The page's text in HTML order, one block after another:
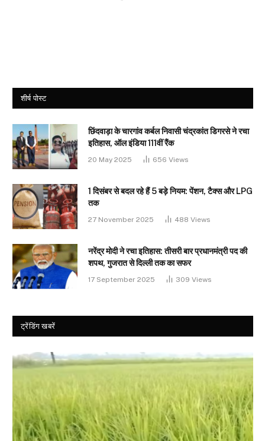
शीर्ष पोस्ट
छिंदवाड़ा के चारगांव कर्बल निवासी चंद्रकांत डिगरसे ने रचा
इतिहास, ऑल इंडिया 111वीं रैंक
20 May 2025 656 Views
1 दिसंबर से बदल रहे हैं 5 बड़े नियम: पेंशन, टैक्स और LPG
तक
27 November 2025 488 Views
नरेंद्र मोदी ने रचा इतिहास: तीसरी बार प्रधानमंत्री पद की
शपथ, गुजरात से दिल्ली तक का सफर
17 September 2025 309 Views
ट्रेंडिंग खबरें